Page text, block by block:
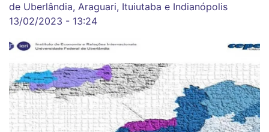
de Uberlândia, Araguari, Ituiutaba e Indianópolis
13/02/2023 - 13:24